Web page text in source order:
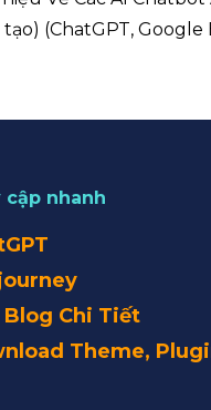
(ChatGPT, Google
cập nhanh
Chi Tiết
Theme,